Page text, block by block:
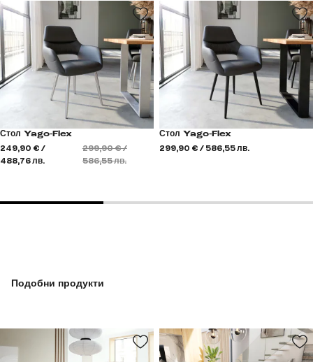
Подобни продукти
Стол Yago-Flex
249,90 € /
488,76 лв.
299,90 € /
586,55 лв.
Стол Yago-Flex
299,90 € / 586,55 лв.